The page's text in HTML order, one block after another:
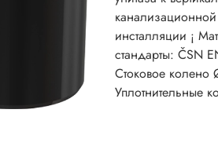
инсталляции ¡
стандарты: ČSN
Стоковое колено
Уплотнительные